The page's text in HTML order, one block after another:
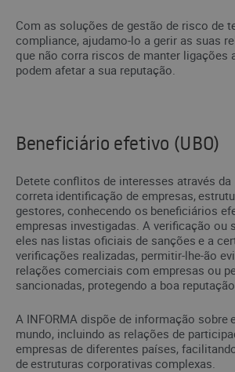
Com as soluções de gestão de risco de
compliance, ajudamo-lo a gerir as suas
que não corra riscos de manter ligações
podem afetar a sua reputação.
Beneficiário efetivo (UBO)
Detete conflitos de interesses através da
correta identificação de empresas,
gestores, conhecendo os beneficiários
empresas investigadas. A verificação ou
eles nas listas oficiais de sanções e a
verificações realizadas, permitir-lhe-ão
relações comerciais com empresas ou
sancionadas, protegendo a boa
A INFORMA dispõe de informação sobre
mundo, incluindo as relações de
empresas de diferentes países,
de estruturas corporativas complexas.